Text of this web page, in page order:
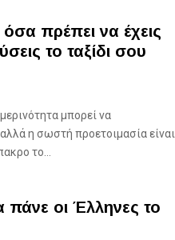
πρέπει να έχεις
το ταξίδι σου
μπορεί να
η σωστή προετοιμασία είναι
το...
οι Έλληνες το